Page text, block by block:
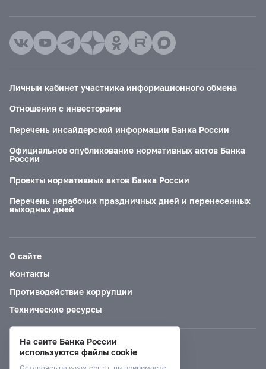
Личный кабинет участника информационного обмена
Отношения с инвесторами
Перечень инсайдерской информации Банка России
Официальное опубликование нормативных актов Банка
России
Проекты нормативных актов Банка России
Перечень нерабочих праздничных дней и перенесенных
выходных дней
О сайте
Контакты
Противодействие коррупции
Технические ресурсы
Версия для слабовидящих
На сайте Банка России
используются файлы cookie